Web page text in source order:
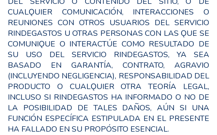
CUALǪUIER COMUNICACIÓN, INTERACCIONES O
REUNIONES CON OTROS USUARIOS DEL SERVICIO
RINDEGASTOS U OTRAS PERSONAS CON LAS ǪUE SE
COMUNIǪUE O INTERACTÚE COMO RESULTADO DE
SU USO DEL SERVICIO RINDEGASTOS, YA SEA
BASADO EN GARANTÍA, CONTRATO, AGRAVIO
(INCLUYENDO NEGLIGENCIA), RESPONSABILIDAD DEL
PRODUCTO O CUALǪUIER OTRA TEORÍA LEGAL,
INCLUSO SI RINDEGASTOS HA INFORMADO O NO DE
LA POSIBILIDAD DE TALES DAÑOS, AÚN SI UNA
FUNCIÓN ESPECÍFICA ESTIPULADA EN EL PRESENTE
HA FALLADO EN SU PROPÓSITO ESENCIAL.